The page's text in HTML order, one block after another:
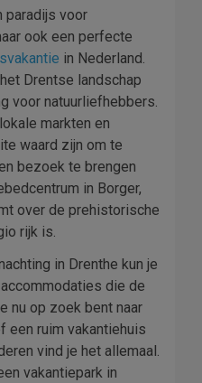
paradijs voor
ook een perfecte
in Nederland.
Drentse landschap
voor natuurliefhebbers.
markten en
waard zijn om te
bezoek te brengen
in Borger,
over de prehistorische
rijk is.
in Drenthe kun je
die de
nu op zoek bent naar
een ruim vakantiehuis
vind je het allemaal.
vakantiepark in